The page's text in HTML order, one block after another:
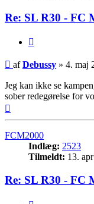
Re: SL R30 - FC
Indlæg
afDebussy » 4. maj
Jeg kan ikke se
sober redegørelse for
FCM2000
Indlæg: 2523
Tilmeldt: 13.
Re: SL R30 - FC